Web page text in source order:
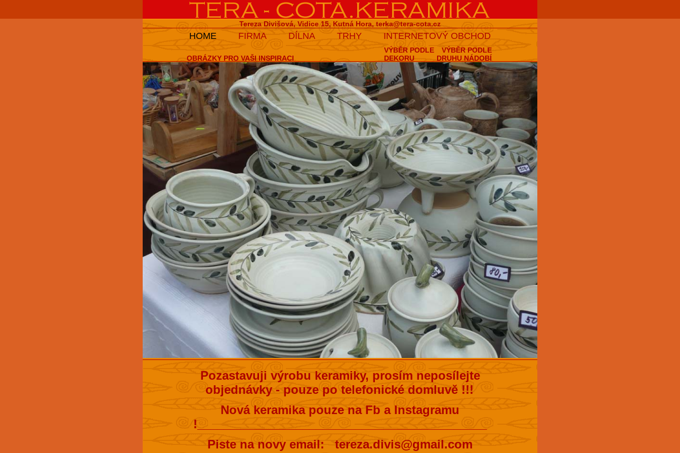
Tereza Divišová, Vidice 15, Kutná Hora, terka@tera-cota.cz
HOME FIRMA DÍLNA TRHY INTERNETOVÝ OBCHOD
OBRÁZKY PRO VAŠI INSPIRACI
VÝBĚR PODLE
DRUHU NÁDOBÍ
VÝBĚR PODLE
DEKORU
Pozastavuji výrobu keramiky, prosím neposílejte
objednávky - pouze po telefonické domluvě !!!
Nová keramika pouze na Fb a Instagramu
!____________________________________________
Piste na novy email: tereza.divis@gmail.com